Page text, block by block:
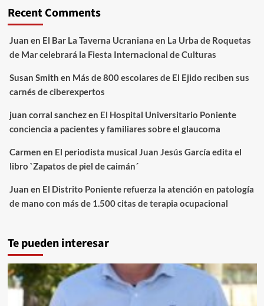
Recent Comments
Juan en El Bar La Taverna Ucraniana en La Urba de Roquetas
de Mar celebrará la Fiesta Internacional de Culturas
Susan Smith en Más de 800 escolares de El Ejido reciben sus
carnés de ciberexpertos
juan corral sanchezen El Hospital Universitario Poniente
conciencia a pacientes y familiares sobre el glaucoma
Carmen en El periodista musical Juan Jesús García edita el
libro `Zapatos de piel de caimán´
Juan en El Distrito Poniente refuerza la atención en patología
de mano con más de 1.500 citas de terapia ocupacional
Te pueden interesar